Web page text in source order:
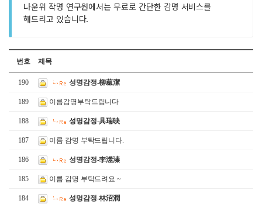
나윤위 작명 연구원에서는 무료로 간단한 감명 서비스를
해드리고 있습니다.
번호 제목
190 성명감정-柳蓏潔
189 이름감명부탁드립니다
188 성명감정-具瑞映
187 이름 감명 부탁드립니다.
186 성명감정-李澨溱
185 이름 감명 부탁드려요 ~
184 성명감정-林沼潤